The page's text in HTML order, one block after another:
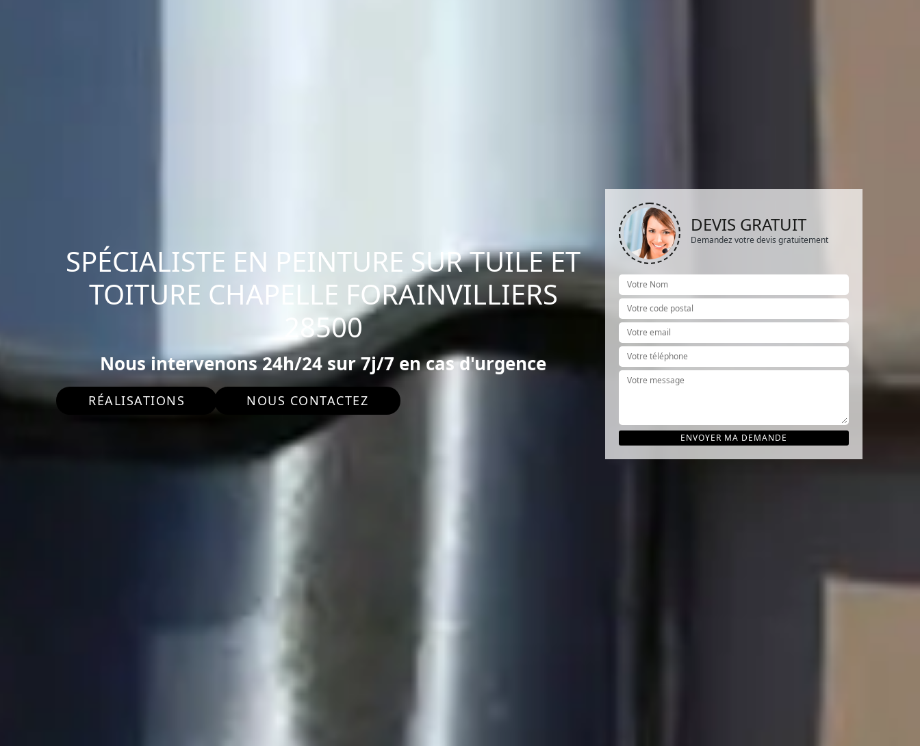
SPÉCIALISTE EN PEINTURE SUR TUILE ET
TOITURE CHAPELLE FORAINVILLIERS
28500
Nous intervenons 24h/24 sur 7j/7 en cas d'urgence
RÉALISATIONS NOUS CONTACTEZ
DEVIS GRATUIT
Demandez votre devis gratuitement